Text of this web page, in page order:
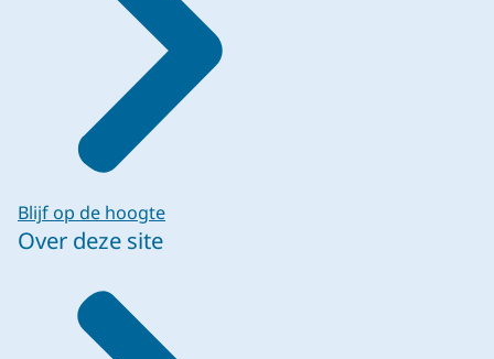
Blijf op de hoogte
Over deze site